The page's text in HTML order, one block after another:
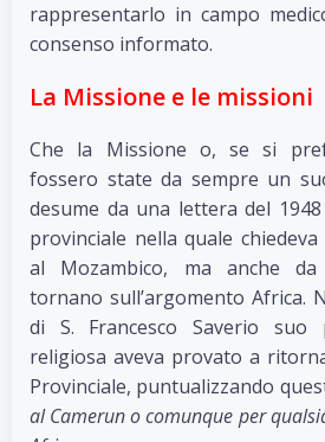
rappresentarlo in campo
consenso informato.
La Missione e le missioni
Che la Missione o, se si
fossero state da sempre un
desume da una lettera del
provinciale nella quale
al Mozambico, ma anche
tornano sull’argomento Africa.
di S. Francesco Saverio
religiosa aveva provato a
Provinciale, puntualizzando
al Camerun o comunque per